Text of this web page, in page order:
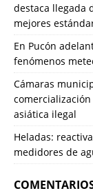
destaca llegada
mejores
En Pucón
fenómenos
Cámaras
asiática ilegal
Heladas:
medidores de